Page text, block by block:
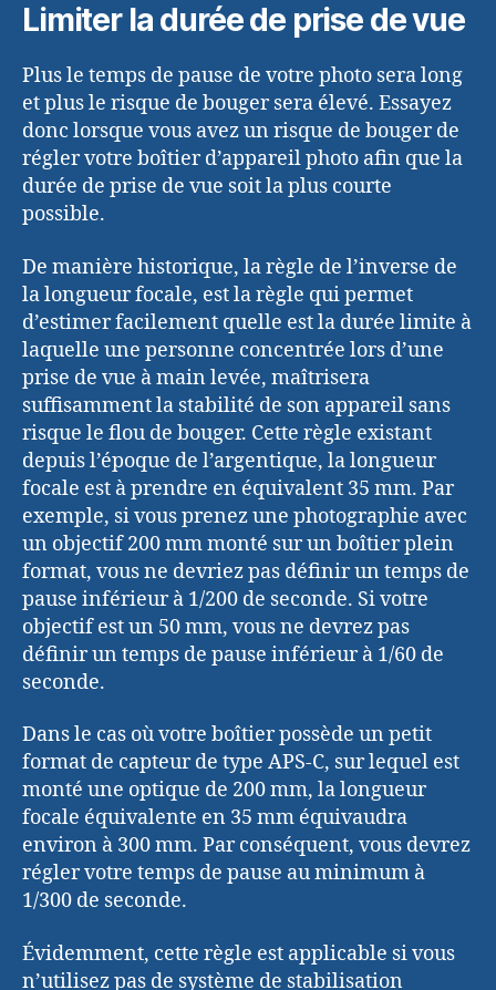
Limiter la durée de prise de vue
Plus le temps de pause de votre photo sera long
et plus le risque de bouger sera élevé. Essayez
donc lorsque vous avez un risque de bouger de
régler votre boîtier d’appareil photo afin que la
durée de prise de vue soit la plus courte
possible.
De manière historique, la règle de l’inverse de
la longueur focale, est la règle qui permet
d’estimer facilement quelle est la durée limite à
laquelle une personne concentrée lors d’une
prise de vue à main levée, maîtrisera
suffisamment la stabilité de son appareil sans
risque le flou de bouger. Cette règle existant
depuis l’époque de l’argentique, la longueur
focale est à prendre en équivalent 35 mm. Par
exemple, si vous prenez une photographie avec
un objectif 200 mm monté sur un boîtier plein
format, vous ne devriez pas définir un temps de
pause inférieur à 1/200 de seconde. Si votre
objectif est un 50 mm, vous ne devrez pas
définir un temps de pause inférieur à 1/60 de
seconde.
Dans le cas où votre boîtier possède un petit
format de capteur de type APS-C, sur lequel est
monté une optique de 200 mm, la longueur
focale équivalente en 35 mm équivaudra
environ à 300 mm. Par conséquent, vous devrez
régler votre temps de pause au minimum à
1/300 de seconde.
Évidemment, cette règle est applicable si vous
n’utilisez pas de système de stabilisation